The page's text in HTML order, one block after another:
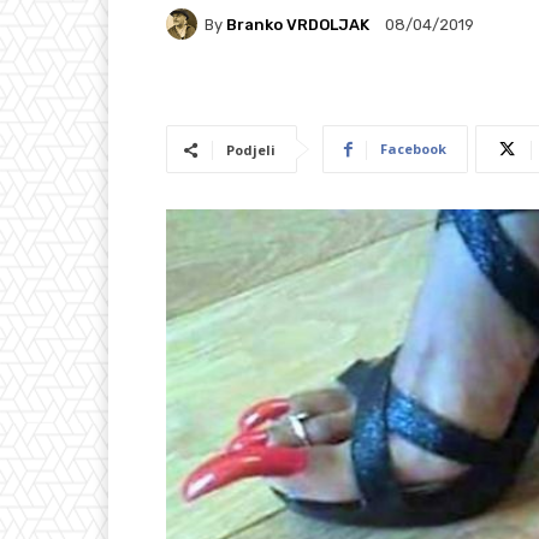
By Branko VRDOLJAK 08/04/2019
Podjeli Facebook